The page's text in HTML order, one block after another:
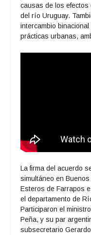
causas de los efectos
del río Uruguay.
intercambio
prácticas urbanas,
La firma del acuerdo
simultáneo en
Esteros de Farrapos
el departamento de
Participaron el
Peña, y su par
subsecretario